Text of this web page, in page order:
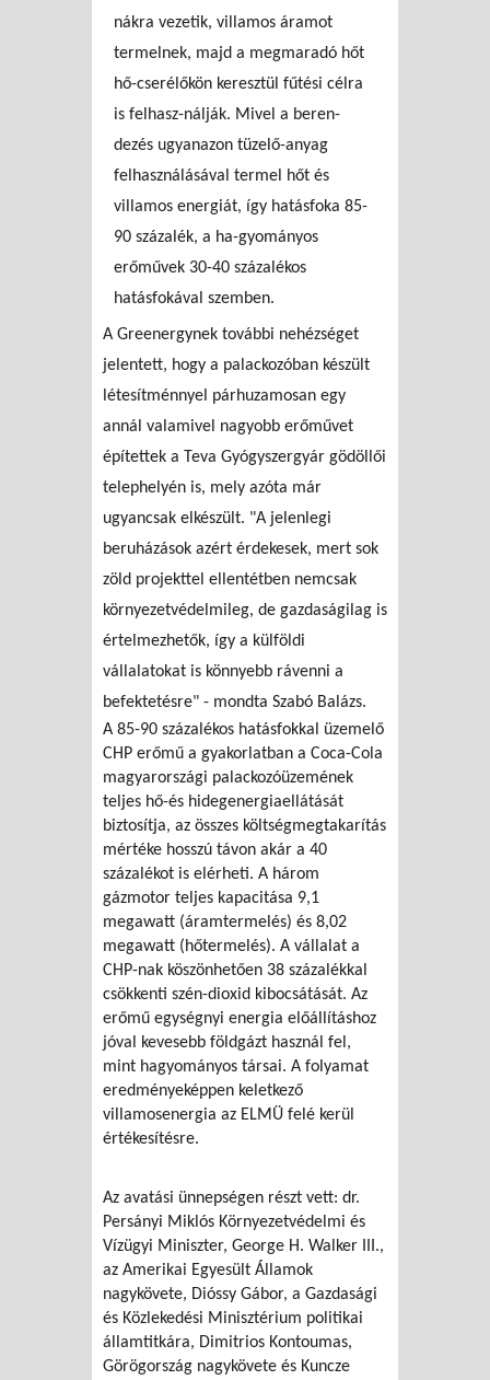
nákra vezetik, villamos áramot
termelnek, majd a megmaradó hőt
hő-cserélőkön keresztül fűtési célra
is felhasz-nálják. Mivel a beren-
dezés ugyanazon tüzelő-anyag
felhasználásával termel hőt és
villamos energiát, így hatásfoka 85-
90 százalék, a ha-gyományos
erőművek 30-40 százalékos
hatásfokával szemben.
A Greenergynek további nehézséget
jelentett, hogy a palackozóban készült
létesítménnyel párhuzamosan egy
annál valamivel nagyobb erőművet
építettek a Teva Gyógyszergyár gödöllői
telephelyén is, mely azóta már
ugyancsak elkészült. "A jelenlegi
beruházások azért érdekesek, mert sok
zöld projekttel ellentétben nemcsak
környezetvédelmileg, de gazdaságilag is
értelmezhetők, így a külföldi
vállalatokat is könnyebb rávenni a
befektetésre" - mondta Szabó Balázs.
A 85-90 százalékos hatásfokkal üzemelő
CHP erőmű a gyakorlatban a Coca-Cola
magyarországi palackozóüzemének
teljes hő-és hidegenergiaellátását
biztosítja, az összes költségmegtakarítás
mértéke hosszú távon akár a 40
százalékot is elérheti. A három
gázmotor teljes kapacitása 9,1
megawatt (áramtermelés) és 8,02
megawatt (hőtermelés). A vállalat a
CHP-nak köszönhetően 38 százalékkal
csökkenti szén-dioxid kibocsátását. Az
erőmű egységnyi energia előállításhoz
jóval kevesebb földgázt használ fel,
mint hagyományos társai. A folyamat
eredményeképpen keletkező
villamosenergia az ELMÜ felé kerül
értékesítésre.
Az avatási ünnepségen részt vett: dr.
Persányi Miklós Környezetvédelmi és
Vízügyi Miniszter, George H. Walker III.,
az Amerikai Egyesült Államok
nagykövete, Dióssy Gábor, a Gazdasági
és Közlekedési Minisztérium politikai
államtitkára, Dimitrios Kontoumas,
Görögország nagykövete és Kuncze